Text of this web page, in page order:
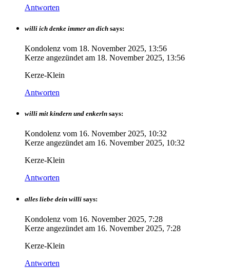
Antworten
willi ich denke immer an dich says:
Kondolenz vom 18. November 2025, 13:56
Kerze angezündet am 18. November 2025, 13:56
Kerze-Klein
Antworten
willi mit kindern und enkerln says:
Kondolenz vom 16. November 2025, 10:32
Kerze angezündet am 16. November 2025, 10:32
Kerze-Klein
Antworten
alles liebe dein willi says:
Kondolenz vom 16. November 2025, 7:28
Kerze angezündet am 16. November 2025, 7:28
Kerze-Klein
Antworten